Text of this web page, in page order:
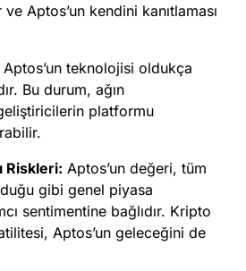
Aptos’un kendini kanıtlaması
Aptos’un teknolojisi oldukça
Bu durum, ağın
platformu
Riskleri: Aptos’un değeri, tüm
gibi genel piyasa
sentimentine bağlıdır. Kripto
Aptos’un geleceğini de